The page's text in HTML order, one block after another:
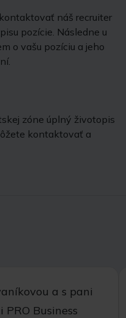
náš recruiter
pozície. Následne u
o vašu pozíciu a jeho
zóne úplný životopis
kontaktovať a
a s pani
Business